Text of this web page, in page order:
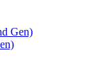
Gen)